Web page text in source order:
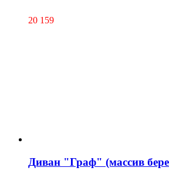
20 159
Диван "Граф" (массив